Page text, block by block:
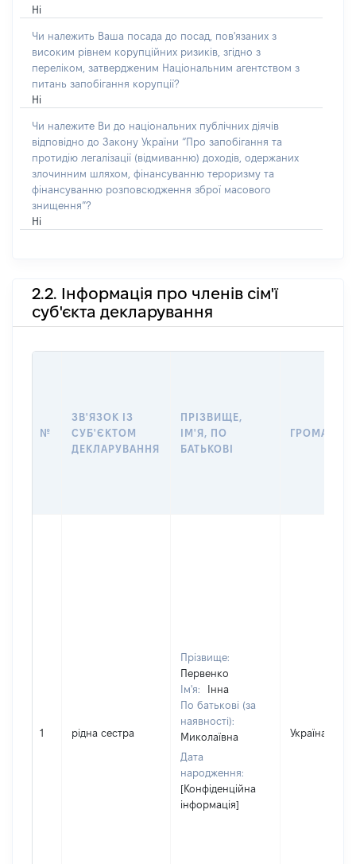
Ні
Чи належить Ваша посада до посад, пов'язаних з
високим рівнем корупційних ризиків, згідно з
переліком, затвердженим Національним агентством з
питань запобігання корупції?
Ні
Чи належите Ви до національних публічних діячів
відповідно до Закону України “Про запобігання та
протидію легалізації (відмиванню) доходів, одержаних
злочинним шляхом, фінансуванню тероризму та
фінансуванню розповсюдження зброї масового
знищення”?
Ні
2.2. Інформація про членів сім'ї
суб'єкта декларування
№
ЗВ'ЯЗОК ІЗ
СУБ'ЄКТОМ
ДЕКЛАРУВАННЯ
ПРІЗВИЩЕ,
ІМ'Я, ПО
БАТЬКОВІ
1 рідна сестра
Прізвище:
Первенко
Ім'я:
Інна
По батькові (за
наявності):
Миколаївна
Дата
народження:
[Конфіденційна
інформація]
Україна